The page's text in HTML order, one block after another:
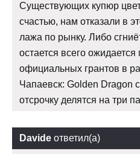
Существующих купюр
счастью, нам отказали в
лажа по рынку. Либо
остается всего
официальных грантов в
Чапаевск: Golden Dragon
отсрочку делятся на три
Davide ответил(а)